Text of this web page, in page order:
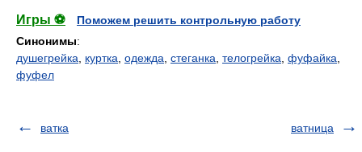
Игры ⚽
Поможем решить контрольную работу
Синонимы:
душегрейка
куртка одежда стеганка телогрейка фуфайка
фуфел
ватка ватница